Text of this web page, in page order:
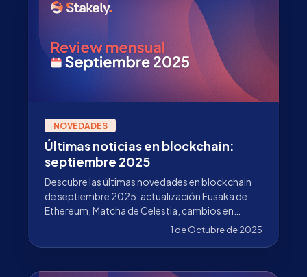
NOVEDADES
Últimas noticias en blockchain:
septiembre 2025
Descubre las últimas novedades en blockchain
de septiembre 2025: actualización Fusaka de
Ethereum, Matcha de Celestia, cambios en
validadores de Stakely y más.1 de Octubre de 2025